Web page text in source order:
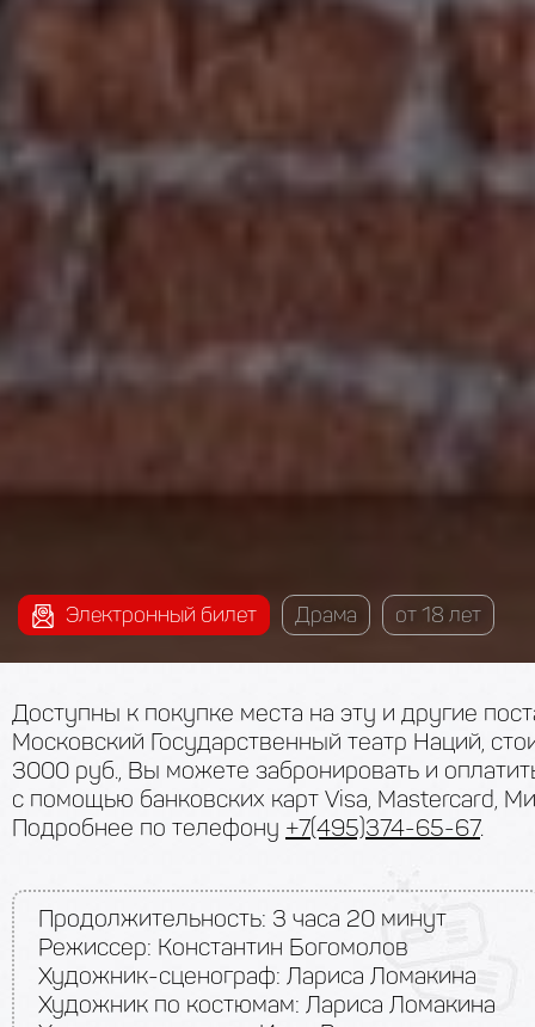
Электронный билет Драма от 18 лет
Доступны к покупке места на эту и другие
Московский Государственный театр Наций,
3000 руб., Вы можете забронировать и
с помощью банковских карт Visa, Mastercard,
Подробнее по телефону +7(495)374-65-67.
Продолжительность: 3 часа 20 минут
Режиссер: Константин Богомолов
Художник-сценограф: Лариса Ломакина
Художник по костюмам: Лариса Ломакина